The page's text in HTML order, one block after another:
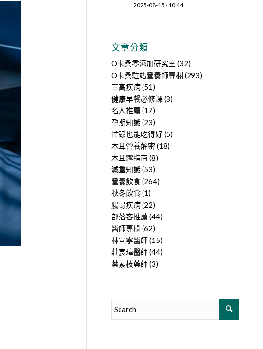
2025-08-15 - 10:44
文章分類
O卡桑零添加研究室 (32)
O卡桑駐站營養師專欄 (293)
三高疾病(51)
健康早餐必修課(8)
名人推薦 (17)
孕期知識(23)
忙碌也能吃得好(5)
木耳營養解密(18)
木耳露指南(8)
減重知識(53)
營養飲食(264)
秋冬飲食(1)
腸胃疾病(22)
部落客推薦 (44)
醫師專欄 (62)
林宣寧醫師(15)
莊宸瑋醫師(44)
蔡素枝藥師(3)